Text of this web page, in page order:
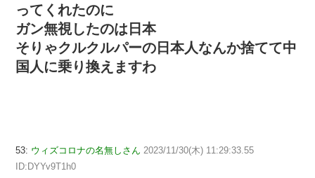
ってくれたのに
ガン無視したのは日本
そりゃクルクルパーの日本人なんか捨てて中
国人に乗り換えますわ
53: ウィズコロナの名無しさん 2023/11/30(木) 11:29:33.55
ID:DYYv9T1h0